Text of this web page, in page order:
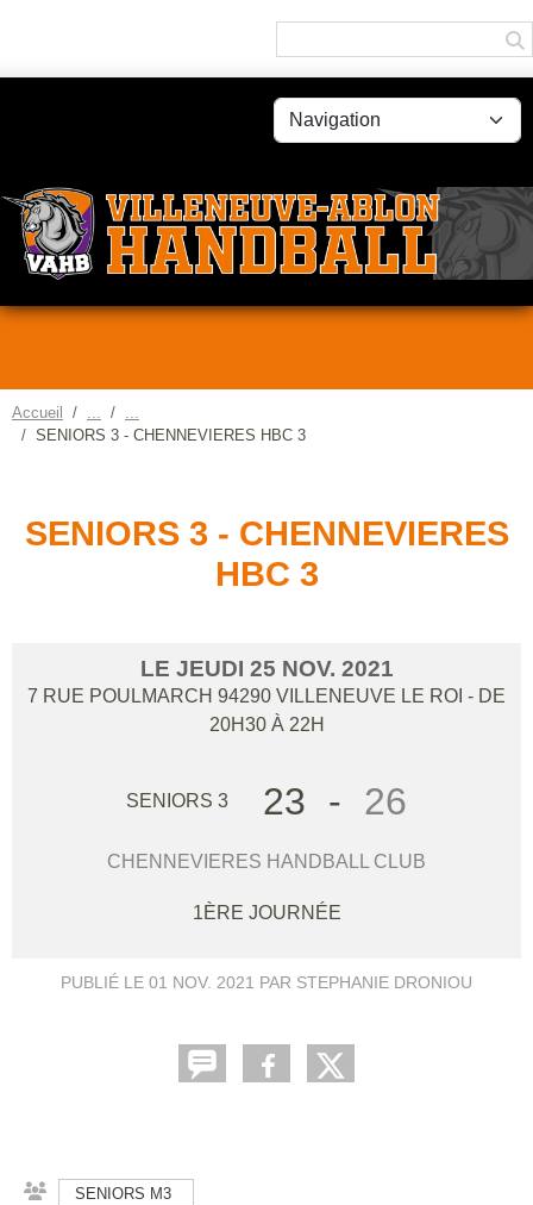
Accueil
SENIORS 3 - CHENNEVIERES HBC 3
SENIORS 3 - CHENNEVIERES
HBC 3
LE JEUDI 25 NOV. 2021
7 RUE POULMARCH 94290 VILLENEUVE LE ROI - DE
20H30 À 22H
SENIORS 3 23 - 26
CHENNEVIERES HANDBALL CLUB
1ÈRE JOURNÉE
PUBLIÉ LE 01 NOV. 2021 PAR STEPHANIE DRONIOU
SENIORS M3